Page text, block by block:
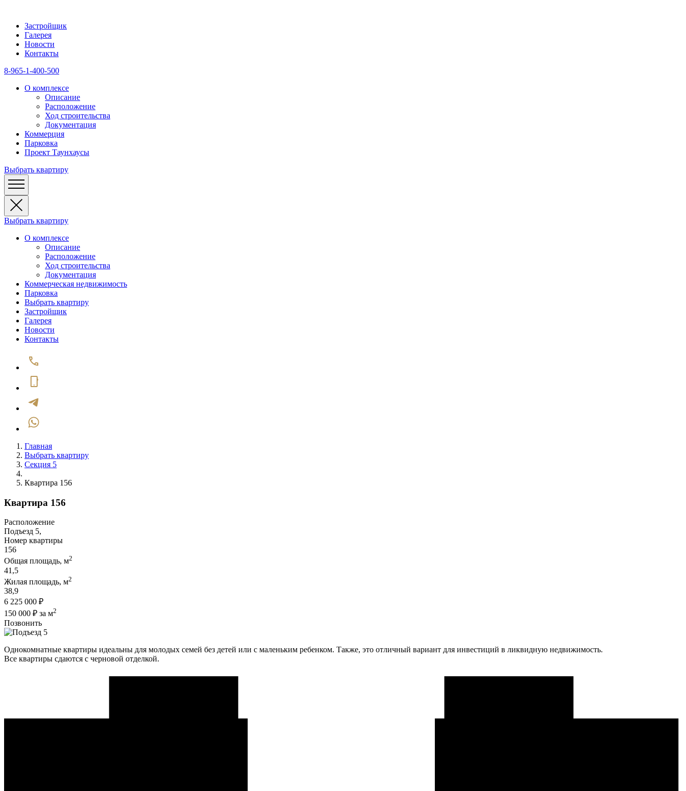
Застройщик
Галерея
Новости
Контакты
8-965-1-400-500
О комплексе
Описание
Расположение
Ход строительства
Документация
Коммерция
Парковка
Проект Таунхаусы
Выбрать квартиру
Выбрать квартиру
О комплексе
Описание
Расположение
Ход строительства
Документация
Коммерческая недвижимость
Парковка
Выбрать квартиру
Застройщик
Галерея
Новости
Контакты
Главная
Выбрать квартиру
Секция 5
Квартира 156
Квартира 156
Расположение
Подъезд 5,
Номер квартиры
156
Общая площадь, м2
41,5
Жилая площадь, м2
38,9
6 225 000 ₽
150 000 ₽ за м2
Позвонить
Однокомнатные квартиры идеальны для молодых семей без детей или с маленьким ребенком. Также, это отличный вариант для инвестиций в ликвидную недвижимость.
Все квартиры сдаются с черновой отделкой.